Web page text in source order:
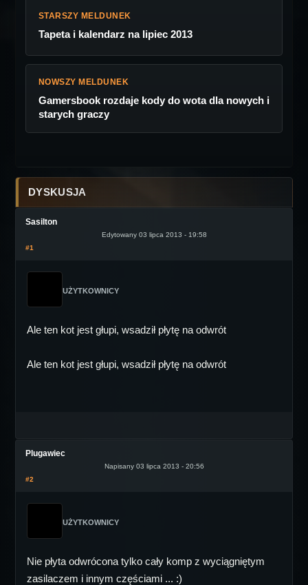
STARSZY MELDUNEK
Tapeta i kalendarz na lipiec 2013
NOWSZY MELDUNEK
Gamersbook rozdaje kody do wota dla nowych i
starych graczy
DYSKUSJA
Sasilton
Edytowany 03 lipca 2013 - 19:58
#1
UŻYTKOWNICY
Ale ten kot jest głupi, wsadził płytę na odwrót
Ale ten kot jest głupi, wsadził płytę na odwrót
Plugawiec
Napisany 03 lipca 2013 - 20:56
#2
UŻYTKOWNICY
Nie płyta odwrócona tylko cały komp z wyciągniętym
zasilaczem i innym częściami ... :)